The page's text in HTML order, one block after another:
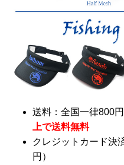
送料：全国一律800
上で送料無料
クレジットカード決
円）